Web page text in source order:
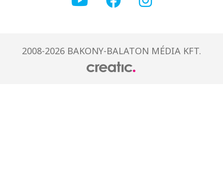
2008-2026 BAKONY-BALATON MÉDIA KFT.